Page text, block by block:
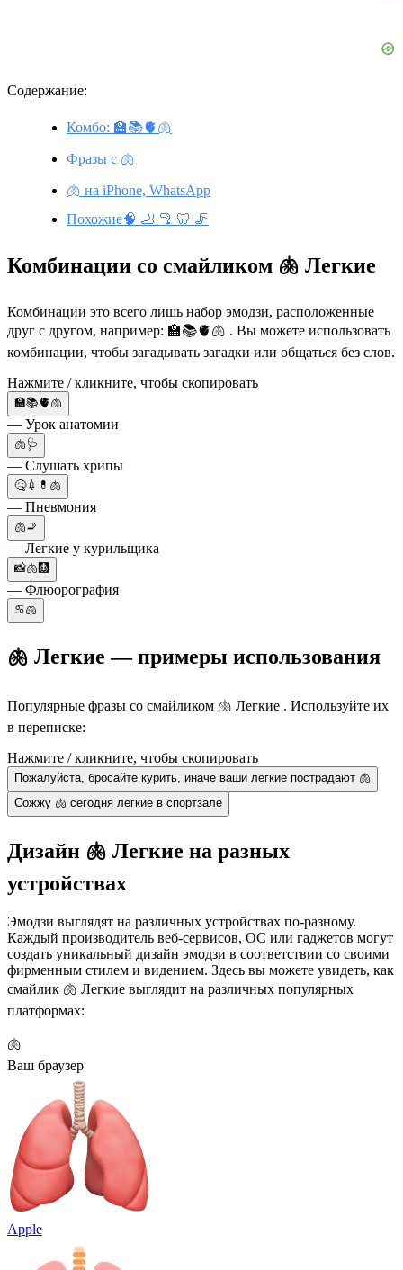
Содержание:
Комбо: 🏫📚🫀🫁
Фразы с 🫁
🫁 на iPhone, WhatsApp
Похожие🧠 🦶 🦿 🦷 🦵
Комбинации со смайликом 🫁 Легкие
Комбинации это всего лишь набор эмодзи, расположенные
друг с другом, например: 🏫📚🫀🫁 . Вы можете использовать
комбинации, чтобы загадывать загадки или общаться без слов.
Нажмите / кликните, чтобы скопировать
🏫📚🫀🫁
— Урок анатомии
🫁🩺
— Слушать хрипы
🤒💉💊🫁
— Пневмония
🫁🚬
— Легкие у курильщика
📸🫁🩻
— Флюорография
♋🫁
🫁 Легкие — примеры использования
Популярные фразы со смайликом 🫁 Легкие . Используйте их
в переписке:
Нажмите / кликните, чтобы скопировать
Пожалуйста, бросайте курить, иначе ваши легкие пострадают 🫁
Сожжу 🫁 сегодня легкие в спортзале
Дизайн 🫁 Легкие на разных
устройствах
Эмодзи выглядят на различных устройствах по-разному.
Каждый производитель веб-сервисов, ОС или гаджетов могут
создать уникальный дизайн эмодзи в соответствии со своими
фирменным стилем и видением. Здесь вы можете увидеть, как
смайлик 🫁 Легкие выглядит на различных популярных
платформах:
🫁
Ваш браузер
Apple